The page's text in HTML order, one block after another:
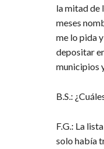
la mitad de
meses
me lo pida
depositar
municipios
B.S.:
F.G.: La
solo había